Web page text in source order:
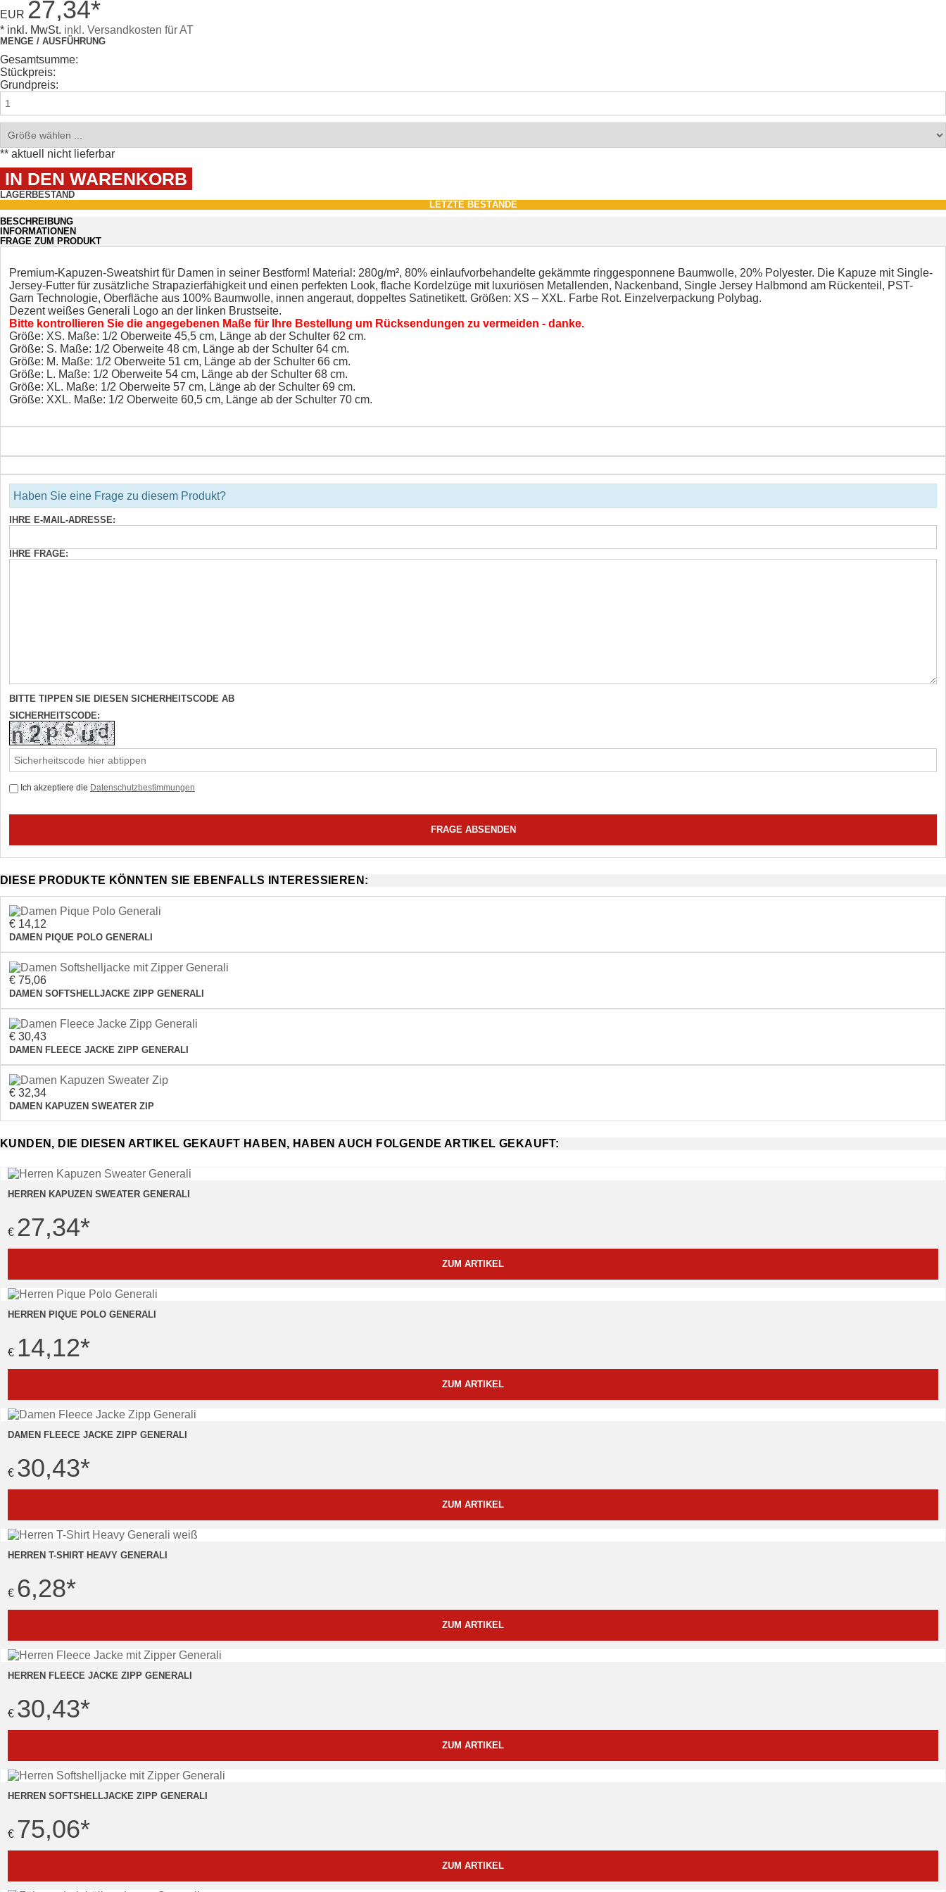
EUR 27,34*
* inkl. MwSt. inkl. Versandkosten für AT
MENGE / AUSFÜHRUNG
Gesamtsumme:
Stückpreis:
Grundpreis:
** aktuell nicht lieferbar
LAGERBESTAND
LETZTE BESTÄNDE
BESCHREIBUNG
INFORMATIONEN
FRAGE ZUM PRODUKT
Premium-Kapuzen-Sweatshirt für Damen in seiner Bestform! Material: 280g/m², 80% einlaufvorbehandelte gekämmte ringgesponnene Baumwolle, 20% Polyester. Die Kapuze mit Single-
Jersey-Futter für zusätzliche Strapazierfähigkeit und einen perfekten Look, flache Kordelzüge mit luxuriösen Metallenden, Nackenband, Single Jersey Halbmond am Rückenteil, PST-
Garn Technologie, Oberfläche aus 100% Baumwolle, innen angeraut, doppeltes Satinetikett. Größen: XS – XXL. Farbe Rot. Einzelverpackung Polybag.
Dezent weißes Generali Logo an der linken Brustseite.
Bitte kontrollieren Sie die angegebenen Maße für Ihre Bestellung um Rücksendungen zu vermeiden - danke.
Größe: XS. Maße: 1/2 Oberweite 45,5 cm, Länge ab der Schulter 62 cm.
Größe: S. Maße: 1/2 Oberweite 48 cm, Länge ab der Schulter 64 cm.
Größe: M. Maße: 1/2 Oberweite 51 cm, Länge ab der Schulter 66 cm.
Größe: L. Maße: 1/2 Oberweite 54 cm, Länge ab der Schulter 68 cm.
Größe: XL. Maße: 1/2 Oberweite 57 cm, Länge ab der Schulter 69 cm.
Größe: XXL. Maße: 1/2 Oberweite 60,5 cm, Länge ab der Schulter 70 cm.
Haben Sie eine Frage zu diesem Produkt?
IHRE E-MAIL-ADRESSE:
IHRE FRAGE:
BITTE TIPPEN SIE DIESEN SICHERHEITSCODE AB
SICHERHEITSCODE:
Ich akzeptiere die Datenschutzbestimmungen
DIESE PRODUKTE KÖNNTEN SIE EBENFALLS INTERESSIEREN:
€ 14,12
DAMEN PIQUE POLO GENERALI
€ 75,06
DAMEN SOFTSHELLJACKE ZIPP GENERALI
€ 30,43
DAMEN FLEECE JACKE ZIPP GENERALI
€ 32,34
DAMEN KAPUZEN SWEATER ZIP
KUNDEN, DIE DIESEN ARTIKEL GEKAUFT HABEN, HABEN AUCH FOLGENDE ARTIKEL GEKAUFT:
HERREN KAPUZEN SWEATER GENERALI
€ 27,34*
ZUM ARTIKEL
HERREN PIQUE POLO GENERALI
€ 14,12*
ZUM ARTIKEL
DAMEN FLEECE JACKE ZIPP GENERALI
€ 30,43*
ZUM ARTIKEL
HERREN T-SHIRT HEAVY GENERALI
€ 6,28*
ZUM ARTIKEL
HERREN FLEECE JACKE ZIPP GENERALI
€ 30,43*
ZUM ARTIKEL
HERREN SOFTSHELLJACKE ZIPP GENERALI
€ 75,06*
ZUM ARTIKEL